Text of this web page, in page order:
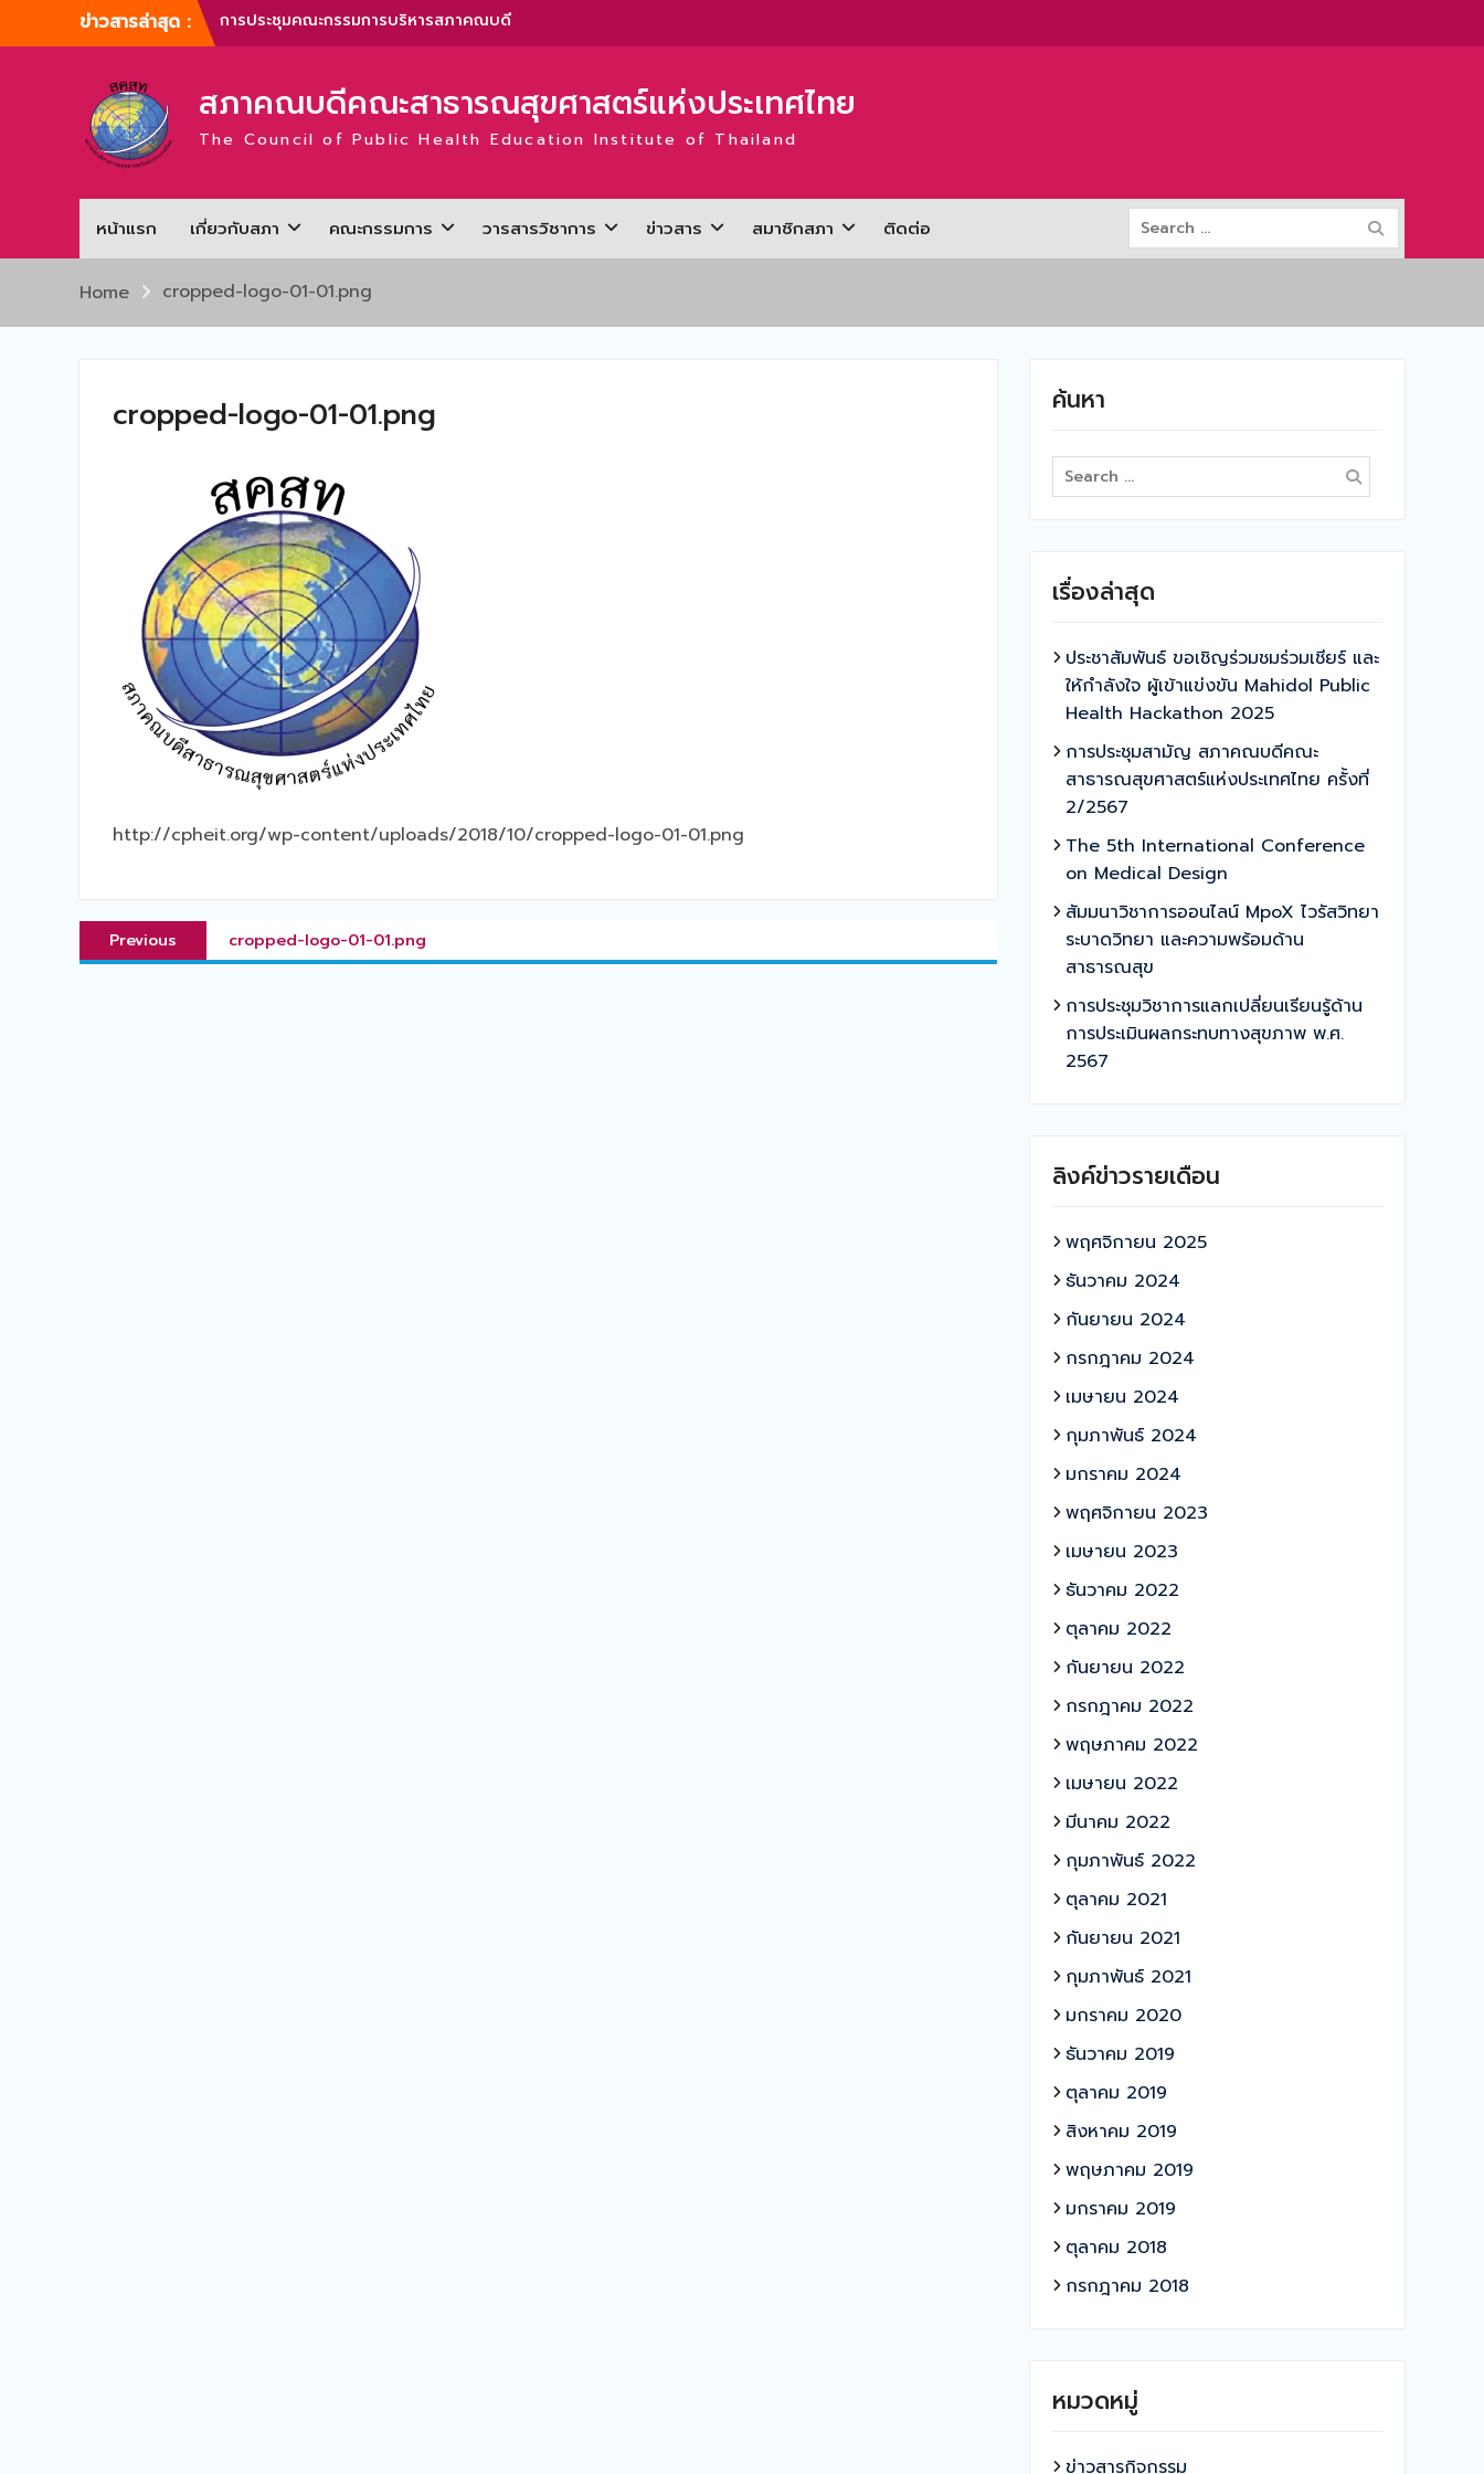
to
ข่าวสารล่าสุด :
การประชุมสามัญประจำปี สภาคณบดีคณะ
สาธารณสุขศาสตร์แห่งประเทศไทย ครั้งที่
ภาพบรรยากาศการประชุมสามัญประจำปี
สภาคณบดีคณะสาธารณสุขศาสตร์แห่ง
ประเทศไทย ครั้งที่ 1/2566
2/2565
การประชุมสามัญ สภาคณบดีคณะ
สาธารณสุขศาสตร์แห่งประเทศไทย ครั้งที่
2/2567
สภาคณบดีคณะสาธารณสุขศาสตร์แห่งประเทศไทย
The Council of Public Health Education Institute of Thailand
หน้าแรก เกี่ยวกับสภา คณะกรรมการ วารสารวิชาการ ข่าวสาร สมาชิกสภา ติดต่อ
Search
for:
Home cropped-logo-01-01.png
cropped-logo-01-01.png
http://cpheit.org/wp-content/uploads/2018/10/cropped-logo-01-01.png
แนะแนว
เรื่องPrevious
Previous
post:
cropped-logo-01-01.png
ค้นหา
Search
for:
เรื่องล่าสุด
ประชาสัมพันธ์ ขอเชิญร่วมชมร่วมเชียร์ และ
ให้กำลังใจ ผู้เข้าแข่งขัน Mahidol Public
Health Hackathon 2025
การประชุมสามัญ สภาคณบดีคณะ
สาธารณสุขศาสตร์แห่งประเทศไทย ครั้งที่
2/2567
The 5th International Conference
on Medical Design
สัมมนาวิชาการออนไลน์ MpoX ไวรัสวิทยา
ระบาดวิทยา และความพร้อมด้าน
สาธารณสุข
การประชุมวิชาการแลกเปลี่ยนเรียนรู้ด้าน
การประเมินผลกระทบทางสุขภาพ พ.ศ.
2567
ลิงค์ข่าวรายเดือน
พฤศจิกายน 2025
ธันวาคม 2024
กันยายน 2024
กรกฎาคม 2024
เมษายน 2024
กุมภาพันธ์ 2024
มกราคม 2024
พฤศจิกายน 2023
เมษายน 2023
ธันวาคม 2022
ตุลาคม 2022
กันยายน 2022
กรกฎาคม 2022
พฤษภาคม 2022
เมษายน 2022
มีนาคม 2022
กุมภาพันธ์ 2022
ตุลาคม 2021
กันยายน 2021
กุมภาพันธ์ 2021
มกราคม 2020
ธันวาคม 2019
ตุลาคม 2019
สิงหาคม 2019
พฤษภาคม 2019
มกราคม 2019
ตุลาคม 2018
กรกฎาคม 2018
หมวดหมู่
ข่าวสารกิจกรรม